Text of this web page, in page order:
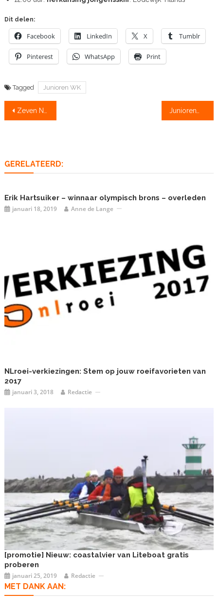
Dit delen:
Facebook LinkedIn X Tumblr
Pinterest WhatsApp Print
Tagged Junioren WK
Bericht
Zeven Nederlandse juniorenploegen starten wereldkampioenschappen JuniorenWK: De meisjes scullers varen vooraan
GERELATEERD:
Erik Hartsuiker – winnaar olympisch brons – overleden
januari 18, 2019 Anne de Lange
NLroei-verkiezingen: Stem op jouw roeifavorieten van
2017
januari 3, 2018 Redactie
[promotie] Nieuw: coastalvier van Liteboat gratis
proberen
januari 25, 2019 Redactie
MET DANK AAN: